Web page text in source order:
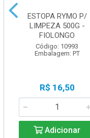
ESTOPA RYMO P/
LIMPEZA 500G -
FIOLONGO
Código: 10993
Embalagem: PT
R$ 16,50
Adicionar